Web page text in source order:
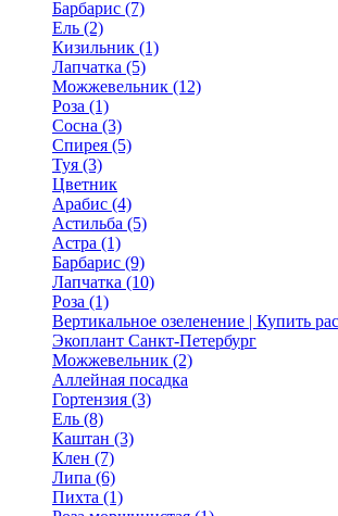
Барбарис (7)
Ель (2)
Кизильник (1)
Лапчатка (5)
Можжевельник (12)
Роза (1)
Сосна (3)
Спирея (5)
Туя (3)
Цветник
Арабис (4)
Астильба (5)
Астра (1)
Барбарис (9)
Лапчатка (10)
Роза (1)
Вертикальное озеленение | Купить
Экоплант Санкт-Петербург
Можжевельник (2)
Аллейная посадка
Гортензия (3)
Ель (8)
Каштан (3)
Клен (7)
Липа (6)
Пихта (1)